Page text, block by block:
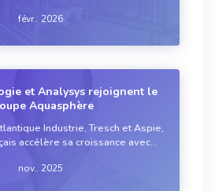
à travers des solutions
févr.. 2026
et Analysys rejoignent le
Aquasphère
Industrie, Tresch et Aspie,
accélère sa croissance avec
et capitalistique avec
nov.. 2025